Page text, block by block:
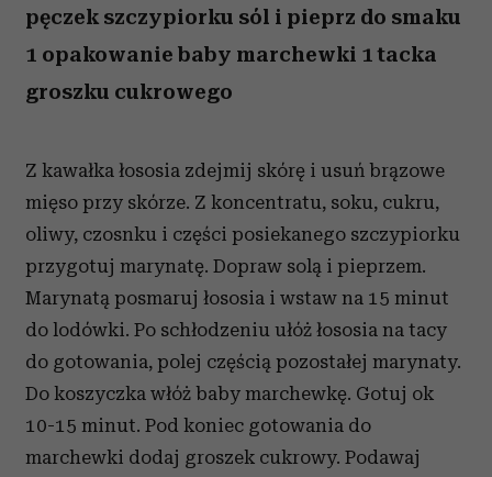
pęczek szczypiorku sól i pieprz do smaku
1 opakowanie baby marchewki 1 tacka
groszku cukrowego
Z kawałka łososia zdejmij skórę i usuń brązowe
mięso przy skórze. Z koncentratu, soku, cukru,
oliwy, czosnku i części posiekanego szczypiorku
przygotuj marynatę. Dopraw solą i pieprzem.
Marynatą posmaruj łososia i wstaw na 15 minut
do lodówki. Po schłodzeniu ułóż łososia na tacy
do gotowania, polej częścią pozostałej marynaty.
Do koszyczka włóż baby marchewkę. Gotuj ok
10-15 minut. Pod koniec gotowania do
marchewki dodaj groszek cukrowy. Podawaj